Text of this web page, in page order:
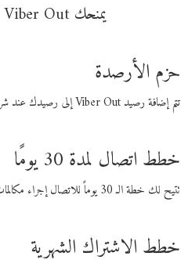
يمنحك Viber Out المزيد من وقت المكالمة مقابل تكلفة أقل من المال. اختر من أحد خيارات الاتصال المرنة ذات السعر المنخفض:
حزم الأرصدة
تتم إضافة رصيد Viber Out إلى رصيدك عند شراء أي مبلغ. باستخدام رصيدك، يمكنك إجراء مكالمات إلى أي رقم في العالم بأسعار فايبر المنخفضة.
خطط اتصال لمدة 30 يومًا
تتيح لك خطة الـ 30 يوماً للاتصال إجراء مكالمات دولية إلى الوجهة التي تختارها لمدة 30 يوماً بأسعار فايبر المنخفضة.
خطط الاشتراك الشهرية